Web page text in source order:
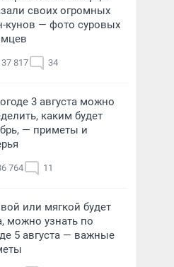
своих огромных
кунов — фото суровых
817 34
3 августа можно
каким будет
— приметы и
764 11
или мягкой будет
можно узнать по
5 августа — важные